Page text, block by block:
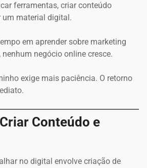
ferramentas, criar conteúdo
um material digital.
em aprender sobre marketing
negócio online cresce.
exige mais paciência. O retorno
Conteúdo e
no digital envolve criação de